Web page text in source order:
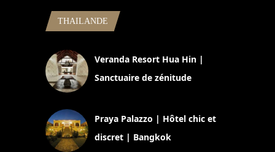
THAILANDE
Veranda Resort Hua Hin |
Sanctuaire de zénitude
Praya Palazzo | Hôtel chic et
discret | Bangkok